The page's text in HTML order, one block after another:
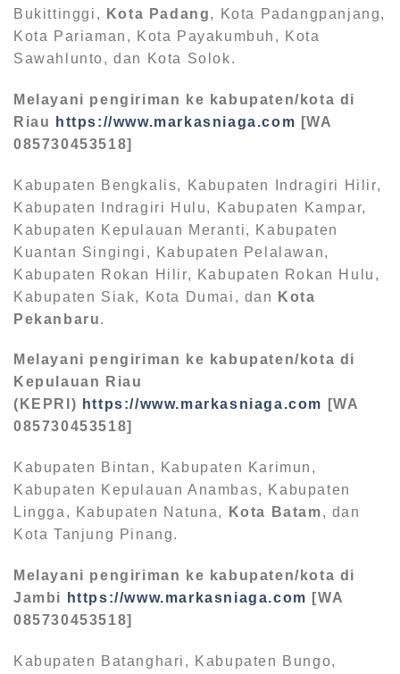
Bukittinggi,
Kota Padang, Kota Padangpanjang,
Kota Pariaman, Kota Payakumbuh, Kota
Sawahlunto, dan Kota Solok.
Melayani pengiriman ke kabupaten/kota di
Riau
https://www.markasniaga.com [WA
085730453518]
Kabupaten Bengkalis, Kabupaten Indragiri Hilir,
Kabupaten Indragiri Hulu, Kabupaten Kampar,
Kabupaten Kepulauan Meranti, Kabupaten
Kuantan Singingi, Kabupaten Pelalawan,
Kabupaten Rokan Hilir, Kabupaten Rokan Hulu,
Kabupaten Siak, Kota Dumai, dan
Kota
Pekanbaru.
Melayani pengiriman ke kabupaten/kota di
Kepulauan Riau
(KEPRI) https://www.markasniaga.com
[WA
085730453518]
Kabupaten Bintan, Kabupaten Karimun,
Kabupaten Kepulauan Anambas, Kabupaten
Lingga, Kabupaten Natuna,
Kota Batam, dan
Kota Tanjung Pinang.
Melayani pengiriman ke kabupaten/kota di
Jambi
https://www.markasniaga.com [WA
085730453518]
Kabupaten Batanghari, Kabupaten Bungo,